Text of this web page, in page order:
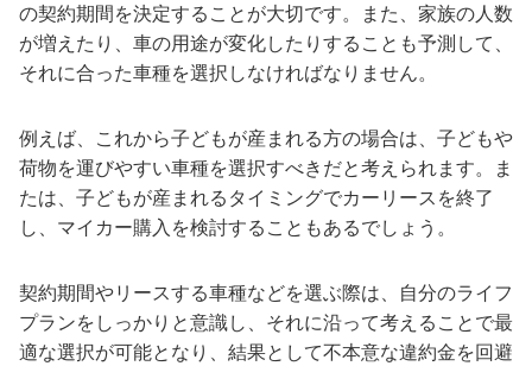
の契約期間を決定することが大切です。また、家族の人数
が増えたり、車の用途が変化したりすることも予測して、
それに合った車種を選択しなければなりません。
例えば、これから子どもが産まれる方の場合は、子どもや
荷物を運びやすい車種を選択すべきだと考えられます。ま
たは、子どもが産まれるタイミングでカーリースを終了
し、マイカー購入を検討することもあるでしょう。
契約期間やリースする車種などを選ぶ際は、自分のライフ
プランをしっかりと意識し、それに沿って考えることで最
適な選択が可能となり、結果として不本意な違約金を回避